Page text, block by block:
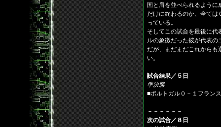
国と肩を並べられるよう
だけに終わるのか、全ては
っている。
そしてこの試合を最後に
ルの象徴だった彼が代表
だが、まだまだこれからも
い。
試合結果／５日
準決勝
■ポルトガル０－１フランス
－－－－－－
次の試合／８日